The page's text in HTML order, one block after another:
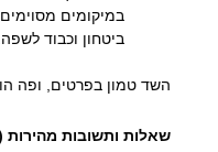
ביטחון וכבוד
השד טמון בפרטים, ופה
שאלות ותשובות מהירות